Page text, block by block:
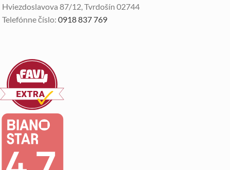
Hviezdoslavova 87/12, Tvrdošín 02744
Telefónne číslo: 0918 837 769